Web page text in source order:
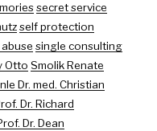
secret service
self protection
single consulting
Otto Smolik Renate
Dr. med. Christian
Dr. Richard
Dr. Dean